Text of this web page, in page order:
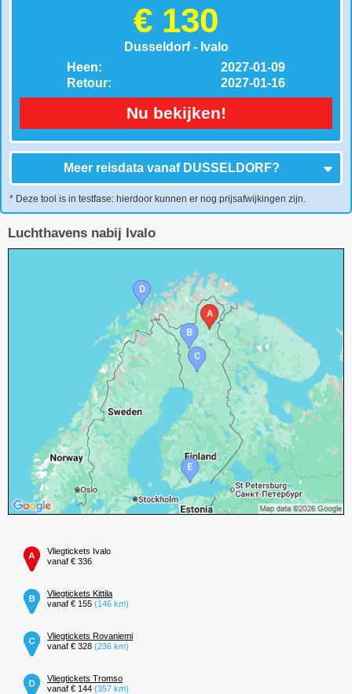
€ 130
Dusseldorf - Ivalo
Heen:
Retour:
2027-01-09
2027-01-16
Nu bekijken!
Meer reisdata vanaf DUSSELDORF?
* Deze tool is in testfase: hierdoor kunnen er nog prijsafwijkingen zijn.
Luchthavens nabij Ivalo
Vliegtickets Ivalo
vanaf € 336
Vliegtickets Kittila
vanaf € 155 (146 km)
Vliegtickets Rovaniemi
vanaf € 328 (236 km)
Vliegtickets Tromso
vanaf € 144 (357 km)